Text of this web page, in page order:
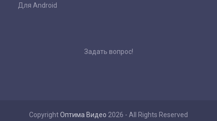
Для Android
Задать вопрос!
CopyrightОптима Видео 2026 - All Rights Reserved